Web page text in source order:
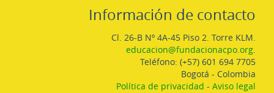
Información de contacto
Cl. 26-B Nº 4A-45 Piso 2. Torre KLM.
educacion@fundacionacpo.org.
Teléfono: (+57) 601 694 7705
Bogotá - Colombia
Política de privacidad - Aviso legal